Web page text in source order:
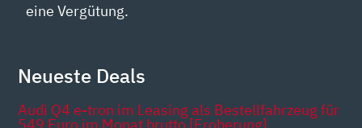
eine Vergütung.
Neueste Deals
Audi Q4 e-tron im Leasing als Bestellfahrzeug für
549 Euro im Monat brutto [Eroberung]